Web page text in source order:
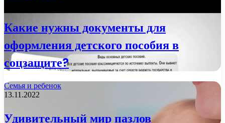
Какие нужны документы для
оформления детского пособия в
соцзащите?
Семья и ребенок
13.11.2022
Удивительный мир пазлов